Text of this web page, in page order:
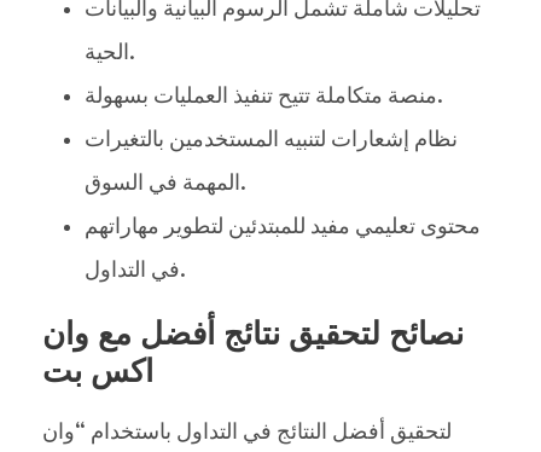
تحليلات شاملة تشمل الرسوم البيانية والبيانات
الحية.
منصة متكاملة تتيح تنفيذ العمليات بسهولة.
نظام إشعارات لتنبيه المستخدمين بالتغيرات
المهمة في السوق.
محتوى تعليمي مفيد للمبتدئين لتطوير مهاراتهم
في التداول.
نصائح لتحقيق نتائج أفضل مع وان
اكس بت
لتحقيق أفضل النتائج في التداول باستخدام “وان